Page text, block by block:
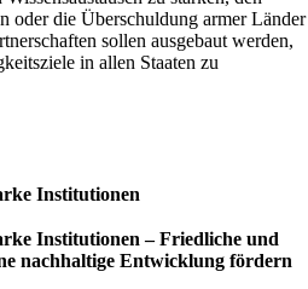
oder die Überschuldung armer Länder
sollen ausgebaut werden,
in allen Staaten zu
Institutionen
Institutionen – Fried­li­che und
nach­hal­tige Ent­wick­lung för­dern